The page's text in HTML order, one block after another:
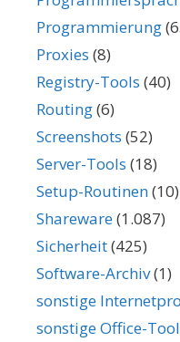
Programmierung
Proxies (8)
Registry-Tools (40)
Routing(6)
Screenshots (52)
Server-Tools (18)
Setup-Routinen(10)
Shareware(1.087)
Sicherheit(425)
Software-Archiv(1)
sonstige
sonstige Office-